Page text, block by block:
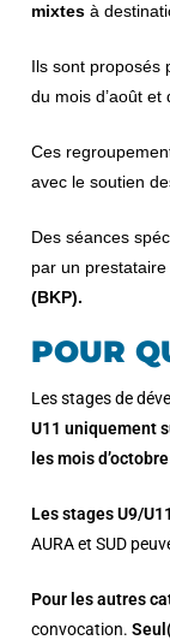
mixtes à
Ils sont proposés
du mois d’août et
Ces
avec le soutien
Des séances
par un
(BKP).
POUR
Les stages de
U11 uniquement
les mois
Les stages U9/U11
AURA et SUD
Pour les autres
convocation.